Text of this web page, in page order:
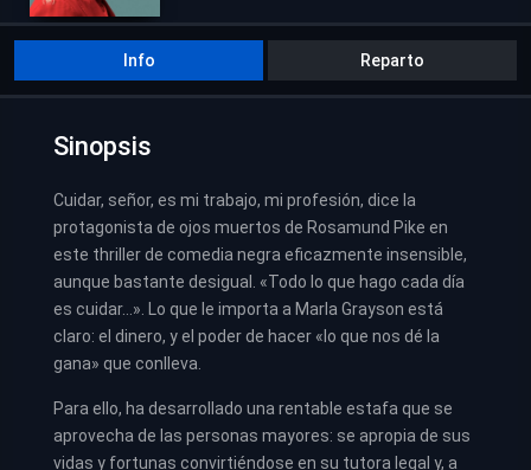
Info Reparto
Sinopsis
Cuidar, señor, es mi trabajo, mi profesión, dice la
protagonista de ojos muertos de Rosamund Pike en
este thriller de comedia negra eficazmente insensible,
aunque bastante desigual. «Todo lo que hago cada día
es cuidar…». Lo que le importa a Marla Grayson está
claro: el dinero, y el poder de hacer «lo que nos dé la
gana» que conlleva.
Para ello, ha desarrollado una rentable estafa que se
aprovecha de las personas mayores: se apropia de sus
vidas y fortunas convirtiéndose en su tutora legal y, a